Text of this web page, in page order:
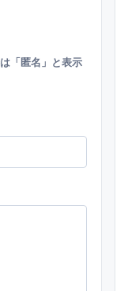
「匿名」と表示